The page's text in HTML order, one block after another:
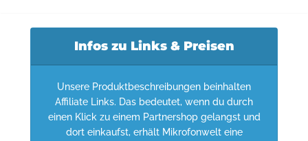
Infos zu Links & Preisen
Unsere Produktbeschreibungen beinhalten
Affiliate Links. Das bedeutet, wenn du durch
einen Klick zu einem Partnershop gelangst und
dort einkaufst, erhält Mikrofonwelt eine